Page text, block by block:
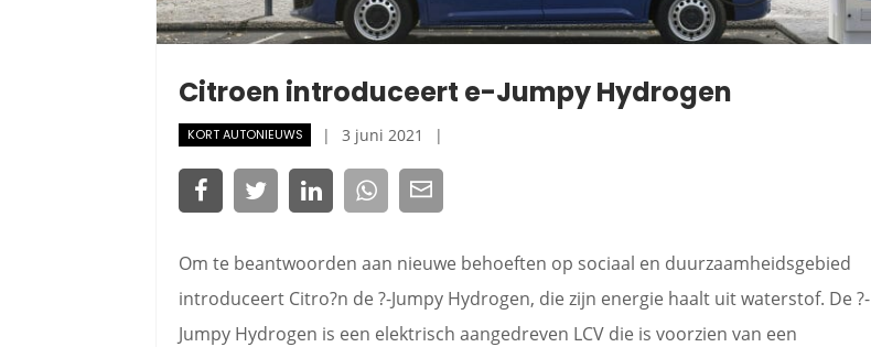
Citroen introduceert e-Jumpy Hydrogen
KORT AUTONIEUWS 3 juni 2021
Om te beantwoorden aan nieuwe behoeften op sociaal en duurzaamheidsgebied
introduceert Citro?n de ?-Jumpy Hydrogen, die zijn energie haalt uit waterstof. De ?-
Jumpy Hydrogen is een elektrisch aangedreven LCV die is voorzien van een